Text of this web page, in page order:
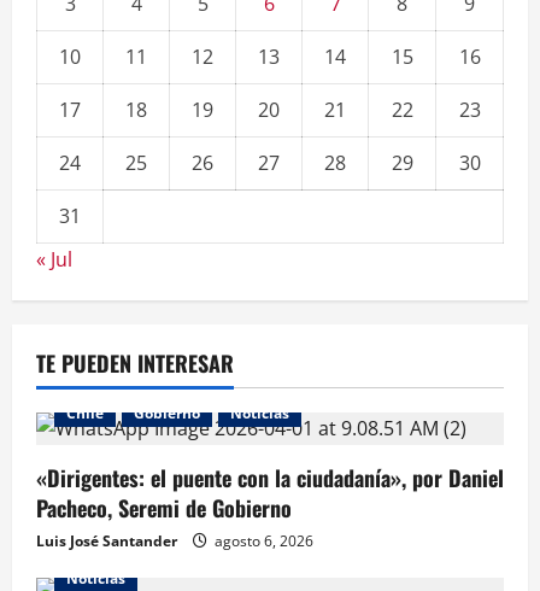
10
11 12 13 14 15
16
17
18 19 20 21 22
23
24
25 26 27 28 29
30
31
« Jul
TE PUEDEN INTERESAR
Chile Gobierno Noticias
«Dirigentes: el puente con la ciudadanía», por Daniel
Pacheco, Seremi de Gobierno
Luis José Santander
agosto 6, 2026
Noticias